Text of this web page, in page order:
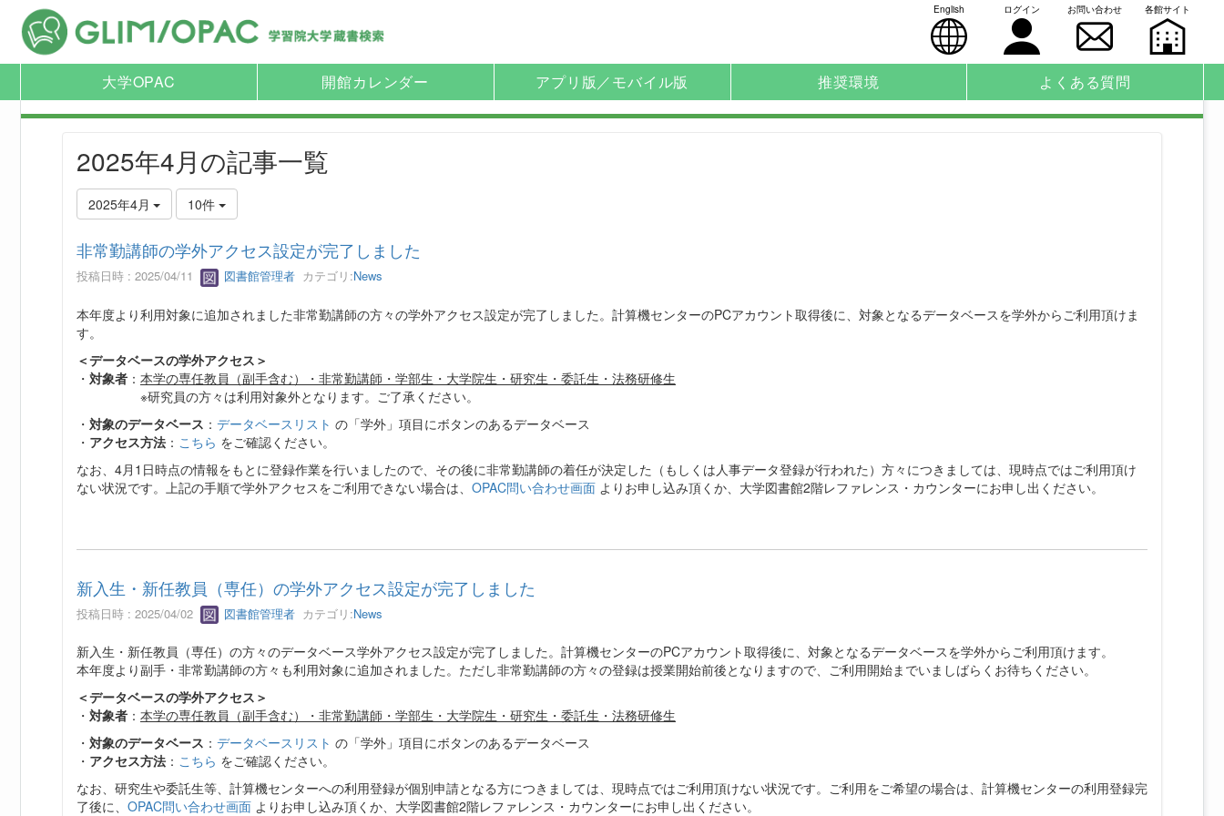
English ログイン お問い合わせ 各館サイト
大学OPAC 開館カレンダー アプリ版／モバイル版 推奨環境 よくある質問
2025年4月の記事一覧
2025年4月 10件
非常勤講師の学外アクセス設定が完了しました
投稿日時 : 2025/04/11 図書館管理者 カテゴリ:News
本年度より利用対象に追加されました非常勤講師の方々の学外アクセス設定が完了しました。計算機センターのPCアカウント取得後に、対象となるデータベースを学外からご利用頂けま
す。
＜データベースの学外アクセス＞
・ 対象者 ： 本学の専任教員（副手含む）・非常勤講師・学部生・大学院生・研究生・委託生・法務研修生
※研究員の方々は利用対象外となります。ご了承ください。
・ 対象のデータベース ： データベースリスト の「学外」項目にボタンのあるデータベース
・ アクセス方法 ： こちら をご確認ください。
なお、4月1日時点の情報をもとに登録作業を行いましたので、その後に非常勤講師の着任が決定した（もしくは人事データ登録が行われた）方々につきましては、現時点ではご利用頂け
ない状況です。上記の手順で学外アクセスをご利用できない場合は、 OPAC問い合わせ画面 よりお申し込み頂くか、大学図書館2階レファレンス・カウンターにお申し出ください。
新入生・新任教員（専任）の学外アクセス設定が完了しました
投稿日時 : 2025/04/02 図書館管理者 カテゴリ:News
新入生・新任教員（専任）の方々のデータベース学外アクセス設定が完了しました。計算機センターのPCアカウント取得後に、対象となるデータベースを学外からご利用頂けます。
本年度より副手・非常勤講師の方々も利用対象に追加されました。ただし非常勤講師の方々の登録は授業開始前後となりますので、ご利用開始までいましばらくお待ちください。
＜データベースの学外アクセス＞
・ 対象者 ： 本学の専任教員（副手含む）・非常勤講師・学部生・大学院生・研究生・委託生・法務研修生
・ 対象のデータベース ： データベースリスト の「学外」項目にボタンのあるデータベース
・ アクセス方法 ： こちら をご確認ください。
なお、研究生や委託生等、計算機センターへの利用登録が個別申請となる方につきましては、現時点ではご利用頂けない状況です。ご利用をご希望の場合は、計算機センターの利用登録完
了後に、 OPAC問い合わせ画面 よりお申し込み頂くか、大学図書館2階レファレンス・カウンターにお申し出ください。